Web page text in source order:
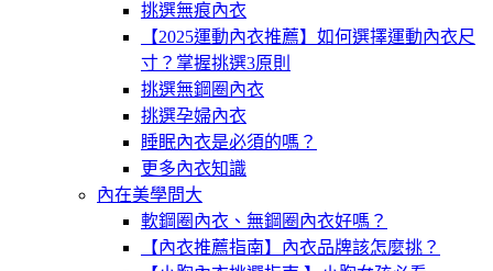
挑選無痕內衣
【2025運動內衣推薦】如何選擇運動內衣尺
寸？掌握挑選3原則
挑選無鋼圈內衣
挑選孕婦內衣
睡眠內衣是必須的嗎？
更多內衣知識
內在美學問大
軟鋼圈內衣、無鋼圈內衣好嗎？
【內衣推薦指南】內衣品牌該怎麼挑？